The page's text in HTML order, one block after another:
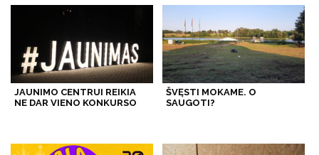
JAUNIMO CENTRUI REIKIA
NE DAR VIENO KONKURSO
ŠVĘSTI MOKAME. O
SAUGOTI?